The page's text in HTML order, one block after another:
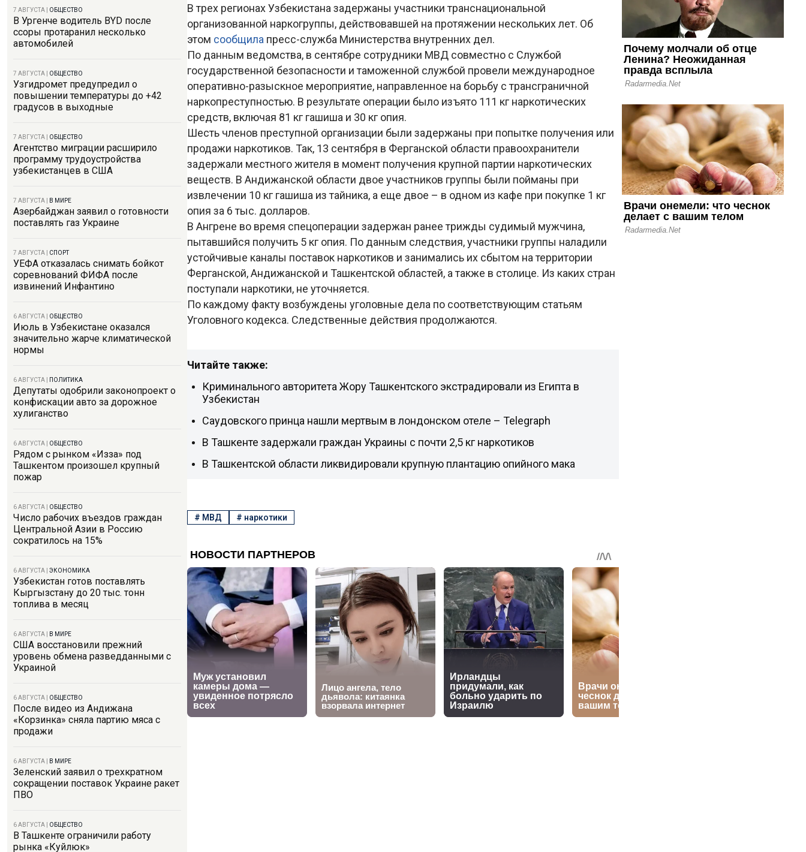
7 АВГУСТА ОБЩЕСТВО
В Ургенче водитель BYD после
ссоры протаранил несколько
автомобилей
7 АВГУСТА ОБЩЕСТВО
Узгидромет предупредил о
повышении температуры до +42
градусов в выходные
7 АВГУСТА ОБЩЕСТВО
Агентство миграции расширило
программу трудоустройства
узбекистанцев в США
7 АВГУСТА В МИРЕ
Азербайджан заявил о готовности
поставлять газ Украине
7 АВГУСТА СПОРТ
УЕФА отказалась снимать бойкот
соревнований ФИФА после
извинений Инфантино
6 АВГУСТА ОБЩЕСТВО
Июль в Узбекистане оказался
значительно жарче климатической
нормы
6 АВГУСТА ПОЛИТИКА
Депутаты одобрили законопроект о
конфискации авто за дорожное
хулиганство
6 АВГУСТА ОБЩЕСТВО
Рядом с рынком «Изза» под
Ташкентом произошел крупный
пожар
6 АВГУСТА ОБЩЕСТВО
Число рабочих въездов граждан
Центральной Азии в Россию
сократилось на 15%
6 АВГУСТА ЭКОНОМИКА
Узбекистан готов поставлять
Кыргызстану до 20 тыс. тонн
топлива в месяц
6 АВГУСТА В МИРЕ
США восстановили прежний
уровень обмена разведданными с
Украиной
6 АВГУСТА ОБЩЕСТВО
После видео из Андижана
«Корзинка» сняла партию мяса с
продажи
6 АВГУСТА В МИРЕ
Зеленский заявил о трехкратном
сокращении поставок Украине ракет
ПВО
6 АВГУСТА ОБЩЕСТВО
В Ташкенте ограничили работу
рынка «Куйлюк»
В трех регионах Узбекистана задержаны участники транснациональной
организованной наркогруппы, действовавшей на протяжении нескольких лет. Об
этом сообщила пресс-служба Министерства внутренних дел.
По данным ведомства, в сентябре сотрудники МВД совместно с Службой
государственной безопасности и таможенной службой провели международное
оперативно-разыскное мероприятие, направленное на борьбу с трансграничной
наркопреступностью. В результате операции было изъято 111 кг наркотических
средств, включая 81 кг гашиша и 30 кг опия.
Шесть членов преступной организации были задержаны при попытке получения или
продажи наркотиков. Так, 13 сентября в Ферганской области правоохранители
задержали местного жителя в момент получения крупной партии наркотических
веществ. В Андижанской области двое участников группы были пойманы при
извлечении 10 кг гашиша из тайника, а еще двое – в одном из кафе при покупке 1 кг
опия за 6 тыс. долларов.
В Ангрене во время спецоперации задержан ранее трижды судимый мужчина,
пытавшийся получить 5 кг опия. По данным следствия, участники группы наладили
устойчивые каналы поставок наркотиков и занимались их сбытом на территории
Ферганской, Андижанской и Ташкентской областей, а также в столице. Из каких стран
поступали наркотики, не уточняется.
По каждому факту возбуждены уголовные дела по соответствующим статьям
Уголовного кодекса. Следственные действия продолжаются.
Читайте также:
Криминального авторитета Жору Ташкентского экстрадировали из Египта в
Узбекистан
Саудовского принца нашли мертвым в лондонском отеле – Telegraph
В Ташкенте задержали граждан Украины с почти 2,5 кг наркотиков
В Ташкентской области ликвидировали крупную плантацию опийного мака
# МВД # наркотики